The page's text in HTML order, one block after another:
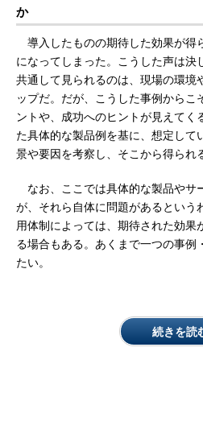
か
導入したものの期待した効果が得
になってしまった。こうした声は決
共通して見られるのは、現場の環境
ップだ。だが、こうした事例からこ
ントや、成功へのヒントが見えてく
た具体的な製品例を基に、想定して
景や要因を考察し、そこから得られ
なお、ここでは具体的な製品やサ
が、それら自体に問題があるという
用体制によっては、期待された効果
る場合もある。あくまで一つの事例
たい。
続きを読